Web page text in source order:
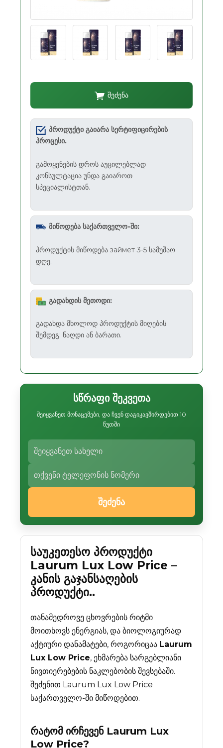
შეძენა
პროდუქტი გაიარა სერტიფიცირების
პროცესი.
გამოყენების დროს აუცილებლად
კონსულტაცია უნდა გაიაროთ
სპეციალისტთან.
მიწოდება საქართველო-ში:
პროდუქტის მიწოდება займет 3-5 სამუშაო
დღე.
გადახდის მეთოდი:
გადახდა მხოლოდ პროდუქტის მიღების
შემდეგ: ნაღდი ან ბარათი.
სწრაფი შეკვეთა
შეიყვანეთ მონაცემები, და ჩვენ დაგიკავშირდებით 10
წუთში
შეძენა
საუკეთესო პროდუქტი
Laurum Lux Low Price –
კანის გაჯანსაღების
პროდუქტი..
თანამედროვე ცხოვრების რიტმი
მოითხოვს ენერგიას, და ბიოლოგიურად
აქტიური დანამატები, როგორიცაა Laurum
Lux Low Price, ეხმარება სარგებლიანი
ნივთიერებების ნაკლებობის შევსებაში.
შეძენით Laurum Lux Low Price
საქართველო-ში მიწოდებით.
რატომ ირჩევენ Laurum Lux
Low Price?